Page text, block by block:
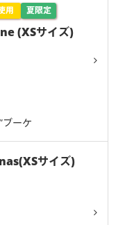
用 夏限定
(XSサイズ)
ブーケ
サイズ)